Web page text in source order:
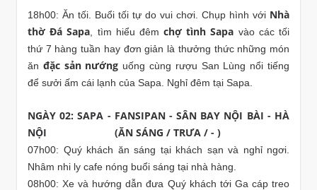
18h00: Ăn tối. Buổi tối tự do vui chơi. Chụp hình với Nhà
thờ Đá Sapa , tìm hiểu đêm chợ tình Sapa vào các tối
thứ 7 hàng tuần hay đơn giản là thưởng thức những món
ăn đặc sản nướng uống cùng rượu San Lùng nổi tiếng
để sưởi ấm cái lạnh của Sapa. Nghỉ đêm tại Sapa.
NGÀY 02: SAPA - FANSIPAN - SÂN BAY NỘI BÀI - HÀ
NỘI (ĂN SÁNG / TRƯA / - )
07h00: Quý khách ăn sáng tại khách sạn và nghỉ ngơi.
Nhâm nhi ly cafe nóng buổi sáng tại nhà hàng.
08h00: Xe và hướng dẫn đưa Quý khách tới Ga cáp treo